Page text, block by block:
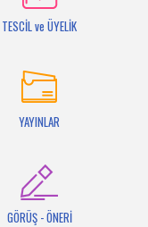
TESCİL ve ÜYELİK
YAYINLAR
GÖRÜŞ - ÖNERİ